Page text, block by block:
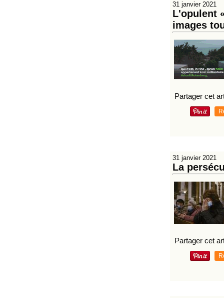
31 janvier 2021
L'opulent
images
Partager cet
31 janvier 2021
La
Partager cet